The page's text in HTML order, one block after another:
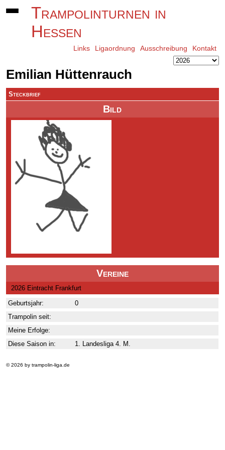
Trampolinturnen in
Hessen
Links Ligaordnung Ausschreibung Kontakt
Emilian Hüttenrauch
Bild
Vereine
2026 Eintracht Frankfurt
Steckbrief
Geburtsjahr:
0
Trampolin seit:
Meine Erfolge:
Diese Saison in:
1. Landesliga 4. M.
© 2026 by trampolin-liga.de